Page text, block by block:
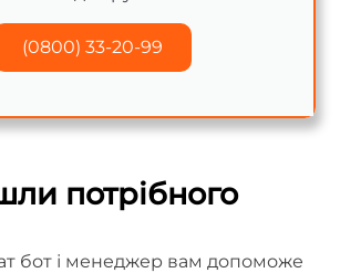
(0800) 33-20-99
потрібного
бот і менеджер вам допоможе